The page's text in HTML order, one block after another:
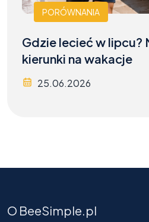
PORÓWNANIA
Gdzie lecieć w lipcu?
kierunki na wakacje
25.06.2026
O BeeSimple.pl